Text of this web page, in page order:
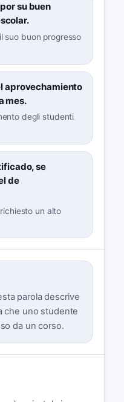
su buen
suo buon progresso
aprovechamiento
mes.
degli studenti
se
de
un alto
parola descrive
che uno studente
da un corso.